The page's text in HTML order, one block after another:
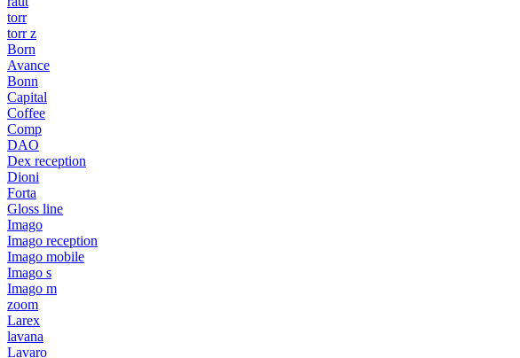
torr
torr z
Born
Avance
Bonn
Capital
Coffee
Comp
DAO
Dex reception
Dioni
Forta
Gloss line
Imago
Imago reception
Imago mobile
Imago s
Imago m
zoom
Larex
lavana
Lavaro